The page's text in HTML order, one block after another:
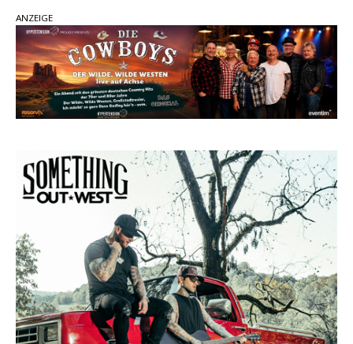
Parton, Bill Anderson und Shaboozey im Fokus
Chris Johnson & The Hollywood Hillbillies
kündigen neues Album mit „Better Days
Ahead“ an
Danke für Euer Vertrauen: Country.de erreicht
ANZEIGE